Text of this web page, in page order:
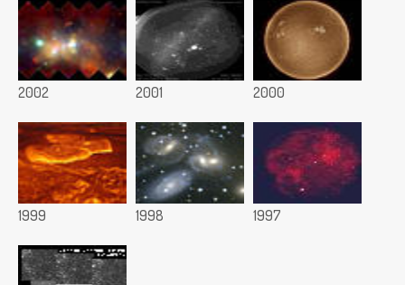
2002 2001 2000
1999 1998 1997